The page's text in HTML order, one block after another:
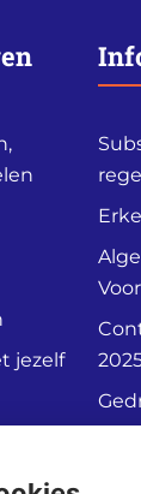
jezelf